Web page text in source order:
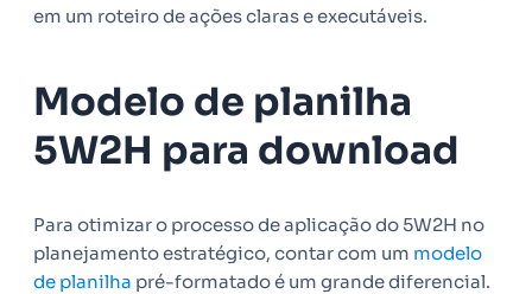
em um roteiro de ações claras e executáveis.
Modelo de planilha
5W2H para download
Para otimizar o processo de aplicação do 5W2H no
planejamento estratégico, contar com um modelo
de planilha pré-formatado é um grande diferencial.